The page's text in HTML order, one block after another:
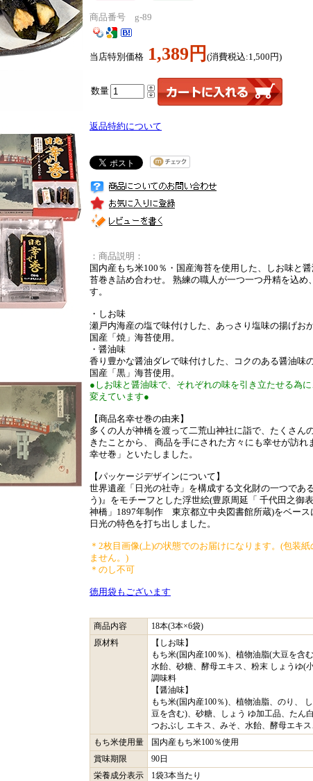
商品番号 g-89
当店特別価格 1,389円(消費税込:1,500円)
数量
返品特約について
：商品説明：
国内産もち米100％・国産海苔を使用した、しお味と
苔巻き詰め合わせ。 熟練の職人が一つ一つ丹精を込め
す。
・しお味
瀬戸内海産の塩で味付けした、あっさり塩味の揚げおか
国産「焼」海苔使用。
・醤油味
香り豊かな醤油ダレで味付けした、コクのある醤油味
国産「黒」海苔使用。
●しお味と醤油味で、それぞれの味を引き立たせる為
変えています●
【商品名幸せ巻の由来】
多くの人が神橋を渡って二荒山神社に詣で、たくさん
きたことから、 商品を手にされた方々にも幸せが訪れ
幸せ巻」といたしました。
【パッケージデザインについて】
世界遺産「日光の社寺」を構成する文化財の一つであ
う)』をモチーフとした浮世絵(豊原周延「 千代田之御
神橋」1897年制作 東京都立中央図書館所蔵)をベース
日光の特色を打ち出しました。
＊2枚目画像(上)の状態でのお届けになります。(包装
ません。)
＊のし不可
徳用袋もございます
商品内容
18本(3本×6袋)
原材料
【しお味】
もち米(国内産100％)、植物油脂(大豆を含
水飴、砂糖、酵母エキス、粉末 しょうゆ(
調味料
【醤油味】
もち米(国内産100％)、植物油脂、のり、
豆を含む)、砂糖、しょう ゆ加工品、たん
つおぶし エキス、みそ、水飴、酵母エキ
もち米使用量
国内産もち米100％使用
賞味期限
90日
栄養成分表示
1袋3本当たり